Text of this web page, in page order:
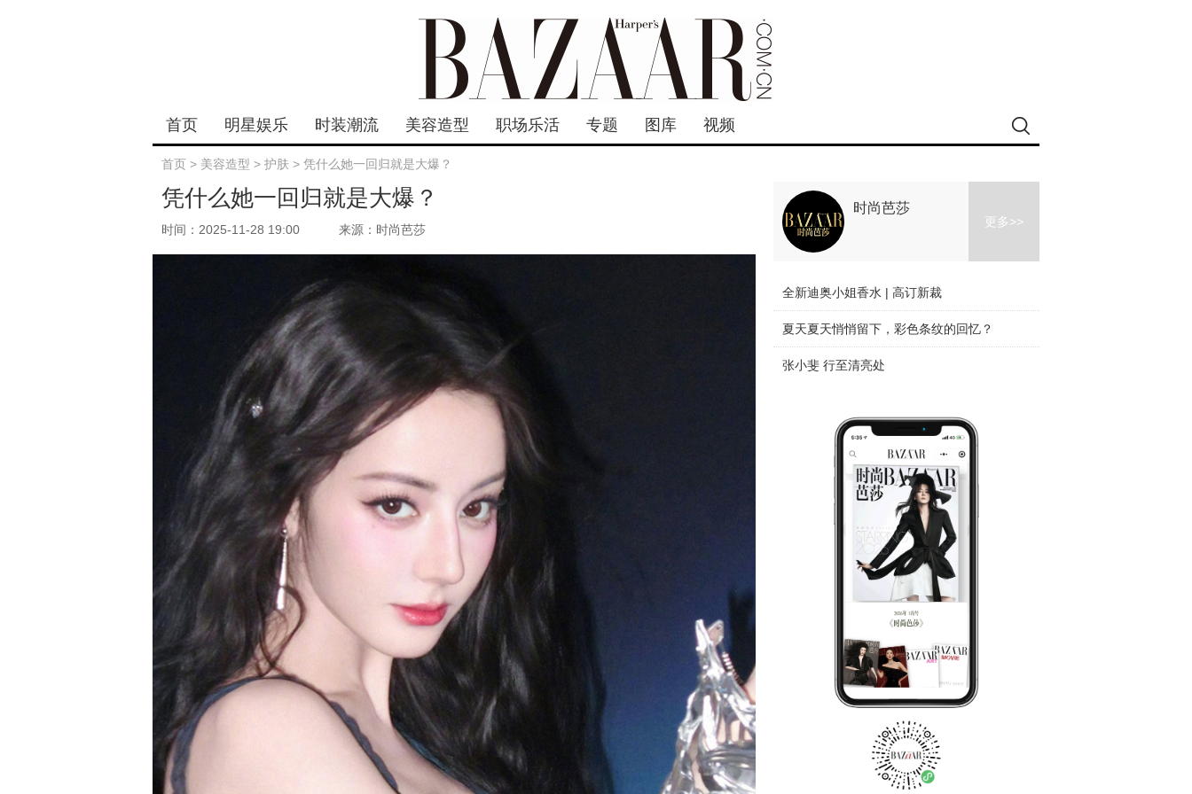
首页 明星娱乐 时装潮流 美容造型 职场乐活 专题 图库 视频
首页 > 美容造型 > 护肤 > 凭什么她一回归就是大爆？
凭什么她一回归就是大爆？
时间：2025-11-28 19:00 来源：时尚芭莎
时尚芭莎
更多>>
全新迪奥小姐香水 | 高订新裁
夏天夏天悄悄留下，彩色条纹的回忆？
张小斐 行至清亮处